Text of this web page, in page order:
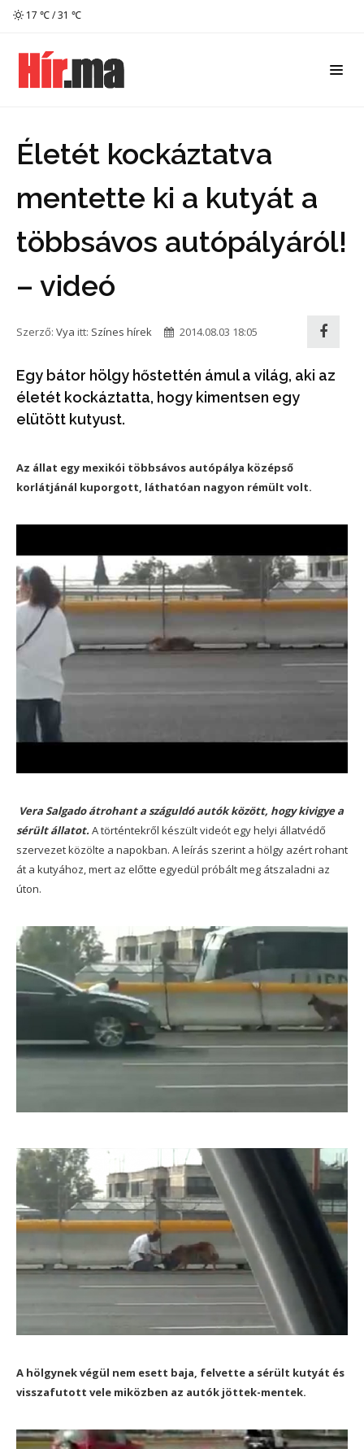
17 ℃ / 31 ℃
Életét kockáztatva
mentette ki a kutyát a
többsávos autópályáról!
– videó
Szerző: Vya itt: Színes hírek 2014.08.03 18:05
Egy bátor hölgy hőstettén ámul a világ, aki az
életét kockáztatta, hogy kimentsen egy
elütött kutyust.
Az állat egy mexikói többsávos autópálya középső
korlátjánál kuporgott, láthatóan nagyon rémült volt.
Vera Salgado átrohant a száguldó autók között, hogy kivigye a
sérült állatot.A történtekről készült videót egy helyi állatvédő
szervezet közölte a napokban. A leírás szerint a hölgy azért rohant
át a kutyához, mert az előtte egyedül próbált meg átszaladni az
úton.
A hölgynek végül nem esett baja, felvette a sérült kutyát és
visszafutott vele miközben az autók jöttek-mentek.